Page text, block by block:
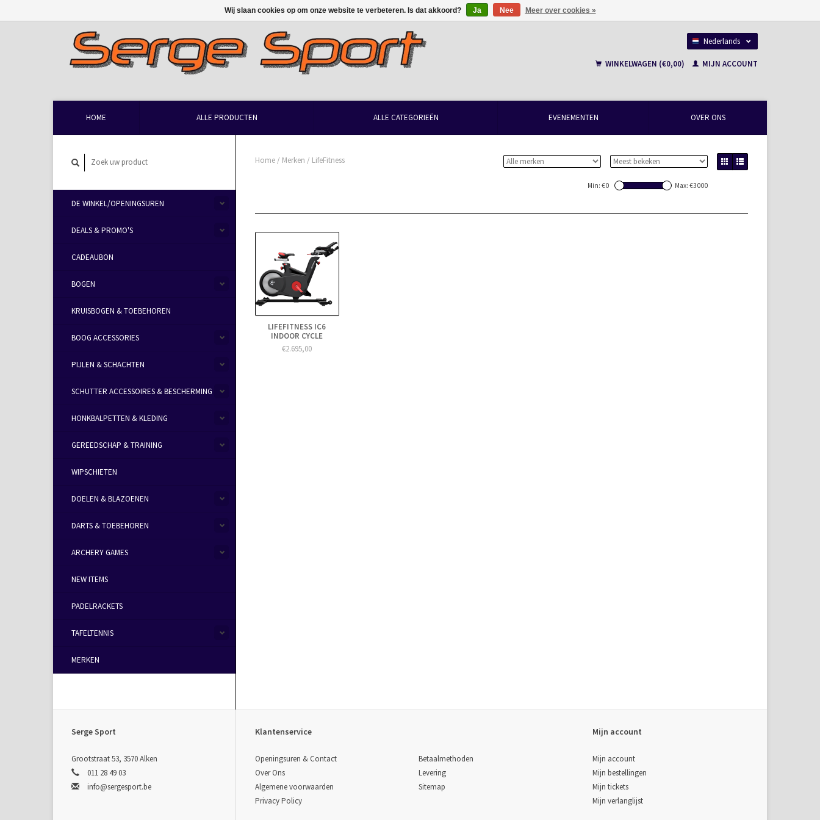
Nederlands
WINKELWAGEN (€0,00)
MIJN ACCOUNT
HOME ALLE PRODUCTEN ALLE CATEGORIEËN EVENEMENTEN OVER ONS
DE WINKEL/OPENINGSUREN
DEALS & PROMO'S
CADEAUBON
BOGEN
KRUISBOGEN & TOEBEHOREN
BOOG ACCESSORIES
PIJLEN & SCHACHTEN
SCHUTTER ACCESSOIRES & BESCHERMING
HONKBALPETTEN & KLEDING
GEREEDSCHAP & TRAINING
WIPSCHIETEN
DOELEN & BLAZOENEN
DARTS & TOEBEHOREN
ARCHERY GAMES
NEW ITEMS
PADELRACKETS
TAFELTENNIS
MERKEN
Home / Merken / LifeFitness
Min: €0 Max: €3000
LIFEFITNESS IC6
INDOOR CYCLE
€2.695,00
Serge Sport
Grootstraat 53, 3570 Alken
011 28 49 03
info@sergesport.be
Klantenservice
Openingsuren & Contact
Over Ons
Algemene voorwaarden
Privacy Policy
Betaalmethoden
Levering
Sitemap
Mijn account
Mijn account
Mijn bestellingen
Mijn tickets
Mijn verlanglijst
Wij slaan cookies op om onze website te verbeteren. Is dat akkoord? Ja Nee Meer over cookies »